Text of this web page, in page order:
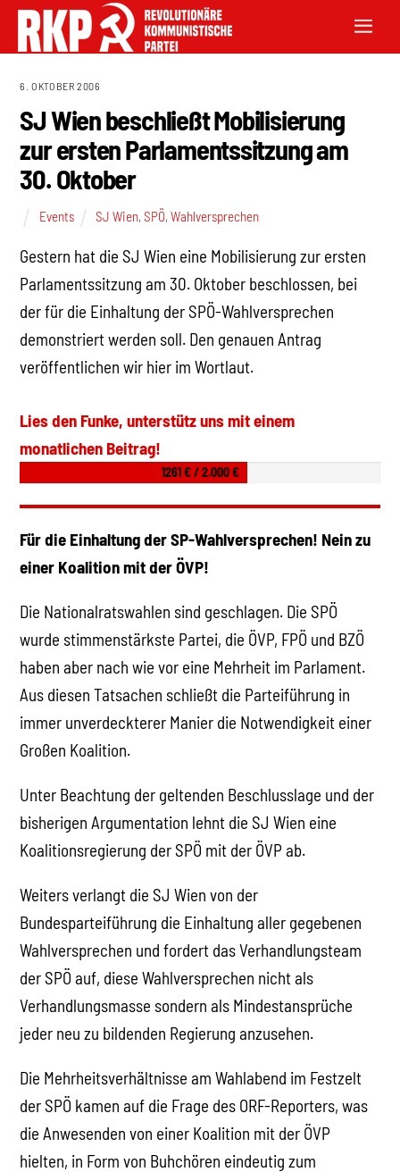
6. OKTOBER 2006
SJ Wien beschließt Mobilisierung
zur ersten Parlamentssitzung am
30. Oktober
Events SJ Wien,SPÖ,Wahlversprechen
Gestern hat die SJ Wien eine Mobilisierung zur ersten
Parlamentssitzung am 30. Oktober beschlossen, bei
der für die Einhaltung der SPÖ-Wahlversprechen
demonstriert werden soll. Den genauen Antrag
veröffentlichen wir hier im Wortlaut.
Lies den Funke, unterstütz uns mit einem
monatlichen Beitrag!
1261 € / 2.000 €
Für die Einhaltung der SP-Wahlversprechen! Nein zu
einer Koalition mit der ÖVP!
Die Nationalratswahlen sind geschlagen. Die SPÖ
wurde stimmenstärkste Partei, die ÖVP, FPÖ und BZÖ
haben aber nach wie vor eine Mehrheit im Parlament.
Aus diesen Tatsachen schließt die Parteiführung in
immer unverdeckterer Manier die Notwendigkeit einer
Großen Koalition.
Unter Beachtung der geltenden Beschlusslage und der
bisherigen Argumentation lehnt die SJ Wien eine
Koalitionsregierung der SPÖ mit der ÖVP ab.
Weiters verlangt die SJ Wien von der
Bundesparteiführung die Einhaltung aller gegebenen
Wahlversprechen und fordert das Verhandlungsteam
der SPÖ auf, diese Wahlversprechen nicht als
Verhandlungsmasse sondern als Mindestansprüche
jeder neu zu bildenden Regierung anzusehen.
Die Mehrheitsverhältnisse am Wahlabend im Festzelt
der SPÖ kamen auf die Frage des ORF-Reporters, was
die Anwesenden von einer Koalition mit der ÖVP
hielten, in Form von Buhchören eindeutig zum